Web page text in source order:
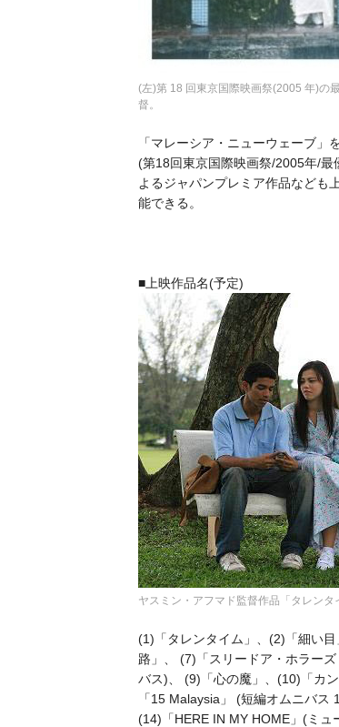
(左)第 18 回東京国際映画祭(2005 年)の
督。
「マレーシア・ニューウェーブ」
(第18回東京国際映画祭/2005年/最
よるジャパンプレミア作品なども
能できる。
■上映作品名(予定)
ヤスミン・アフマド監督作品「タレンタ
(1)「タレンタイム」、(2)「細い
路」、 (7)「スリードア・ホラー
バス)、 (9)「心の魔」、(10)「カ
「15 Malaysia」 (短編オムニバス
(14)「HERE IN MY HOME」(ミ